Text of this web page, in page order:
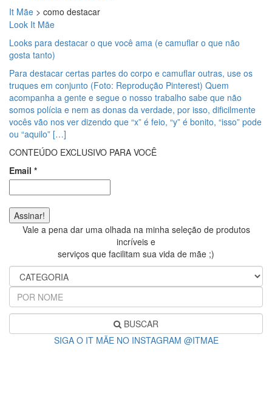
It Mãe > como destacar
Look It Mãe
Looks para destacar o que você ama (e camuflar o que não
gosta tanto)
Para destacar certas partes do corpo e camuflar outras, use os
truques em conjunto (Foto: Reprodução Pinterest) Quem
acompanha a gente e segue o nosso trabalho sabe que não
somos polícia e nem as donas da verdade, por isso, dificilmente
vocês vão nos ver dizendo que “x” é feio, “y” é bonito, “isso” pode
ou “aquilo” […]
CONTEÚDO EXCLUSIVO PARA VOCÊ
Email *
Vale a pena dar uma olhada na minha seleção de produtos
incríveis e
serviços que facilitam sua vida de mãe ;)
BUSCAR
SIGA O IT MÃE NO INSTAGRAM @ITMAE